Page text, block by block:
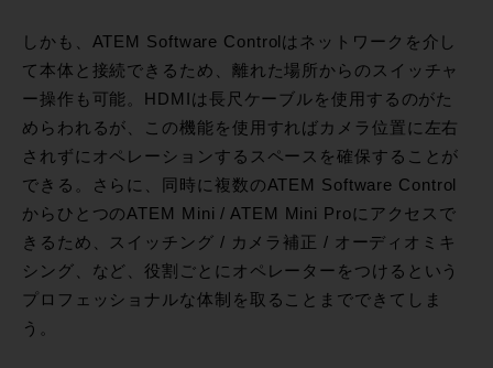
しかも、ATEM Software Controlはネットワークを介し
て本体と接続できるため、離れた場所からのスイッチャ
ー操作も可能。HDMIは長尺ケーブルを使用するのがた
めらわれるが、この機能を使用すればカメラ位置に左右
されずにオペレーションするスペースを確保することが
できる。さらに、同時に複数のATEM Software Control
からひとつのATEM Mini / ATEM Mini Proにアクセスで
きるため、スイッチング / カメラ補正 / オーディオミキ
シング、など、役割ごとにオペレーターをつけるという
プロフェッショナルな体制を取ることまでできてしま
う。